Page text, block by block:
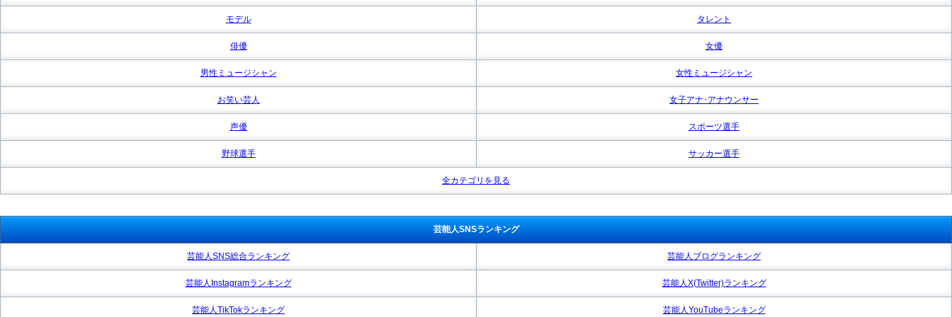
モデル タレント
俳優 女優
男性ミュージシャン 女性ミュージシャン
お笑い芸人 女子アナ･アナウンサー
声優 スポーツ選手
野球選手 サッカー選手
全カテゴリを見る
芸能人SNSランキング
芸能人SNS総合ランキング 芸能人ブログランキング
芸能人Instagramランキング 芸能人X(Twitter)ランキング
芸能人TikTokランキング 芸能人YouTubeランキング